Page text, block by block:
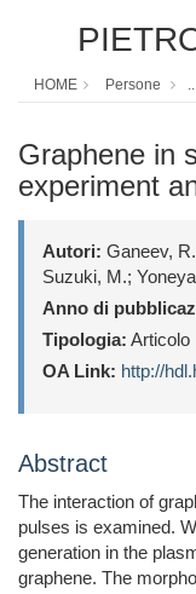
HOME Persone
Graphene in
experiment
Autori: Ganeev,
Suzuki, M.;
Anno di
Tipologia: Articolo
OA Link: http://
Abstract
The interaction of
pulses is examined.
generation in the
graphene. The